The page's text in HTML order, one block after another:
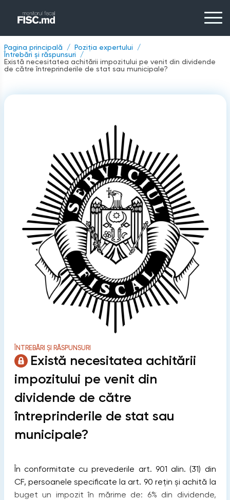
Pagina principală
Poziția expertului
Întrebări și răspunsuri
Există necesitatea achitării impozitului pe venit din dividende
de către întreprinderile de stat sau municipale?
ÎNTREBĂRI ȘI RĂSPUNSURI
Există necesitatea achitării
impozitului pe venit din
dividende de către
întreprinderile de stat sau
municipale?
În conformitate cu prevederile art. 901 alin. (31) din
CF, persoanele specificate la art. 90 reţin şi achită la
buget un impozit în mărime de: 6% din dividende,